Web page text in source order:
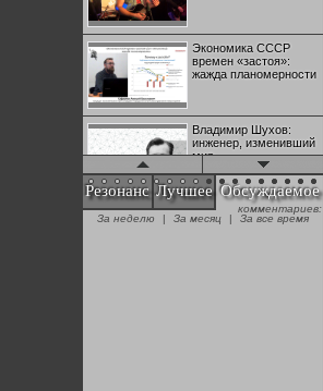
Экономика СССР
времен «застоя»:
жажда планомерности
Владимир Шухов:
инженер, изменивший
мир
"Аркадий Коц" на
эгалите-фесте "Не
Резонанс Лучшее Обсуждаемое
комментариев:
За неделю
| За месяц | За все время